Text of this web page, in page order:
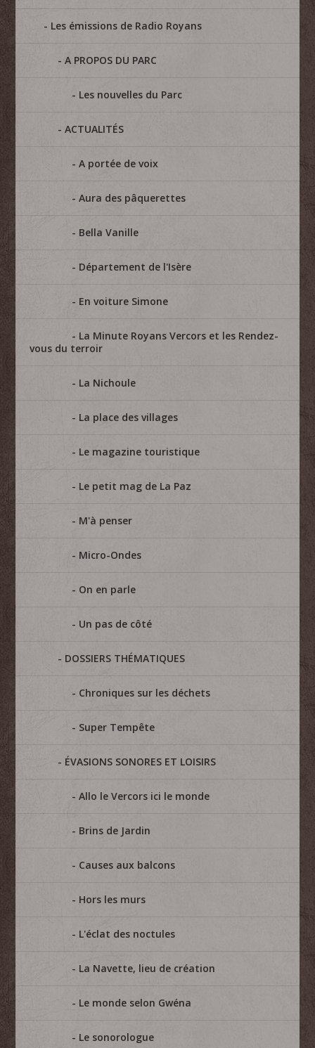
Les émissions de Radio Royans
A PROPOS DU PARC
Les nouvelles du Parc
ACTUALITÉS
A portée de voix
Aura des pâquerettes
Bella Vanille
Département de l'Isère
En voiture Simone
La Minute Royans Vercors et les Rendez-
vous du terroir
La Nichoule
La place des villages
Le magazine touristique
Le petit mag de La Paz
M'à penser
Micro-Ondes
On en parle
Un pas de côté
DOSSIERS THÉMATIQUES
Chroniques sur les déchets
Super Tempête
ÉVASIONS SONORES ET LOISIRS
Allo le Vercors ici le monde
Brins de Jardin
Causes aux balcons
Hors les murs
L'éclat des noctules
La Navette, lieu de création
Le monde selon Gwéna
Le sonorologue